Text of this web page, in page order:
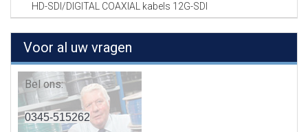
HD-SDI/DIGITAL COAXIAL kabels 12G-SDI
Voor al uw vragen
Bel ons:
0345-515262